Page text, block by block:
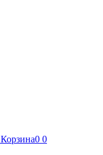
Корзина0 0